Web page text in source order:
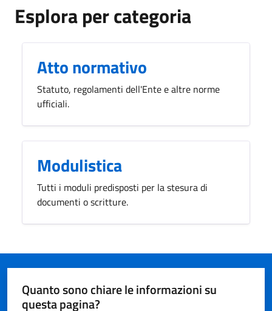
Esplora per categoria
Atto normativo
Statuto, regolamenti dell'Ente e altre norme
ufficiali.
Modulistica
Tutti i moduli predisposti per la stesura di
documenti o scritture.
Quanto sono chiare le informazioni su
questa pagina?